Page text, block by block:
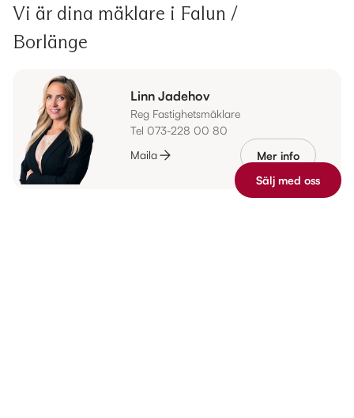
Vi är dina mäklare i Falun /
Borlänge
Linn Jadehov
Reg Fastighetsmäklare
Tel 073-228 00 80
Maila
Mer info
Sälj med oss
Fri värdering